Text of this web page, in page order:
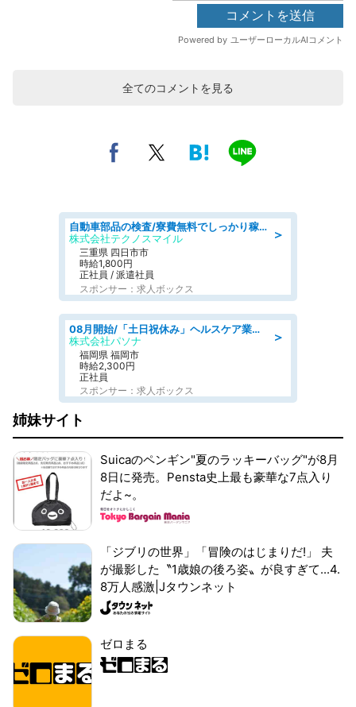
全てのコメントを見る
＞
自動車部品の検査/寮費無料でしっかり稼げる denso aichi
株式会社テクノスマイル
三重県 四日市市
時給1,800円
正社員 / 派遣社員
スポンサー：求人ボックス
＞
08月開始/「土日祝休み」ヘルスケア業界の産業保健師/高時給/未経験OK/要資格:保健師、正看護師
株式会社パソナ
福岡県 福岡市
時給2,300円
正社員
スポンサー：求人ボックス
姉妹サイト
Suicaのペンギン"夏のラッキーバッグ"が8月
8日に発売。Pensta史上最も豪華な7点入り
だよ~。
「ジブリの世界」「冒険のはじまりだ!」 夫
が撮影した〝1歳娘の後ろ姿〟が良すぎて...4.
8万人感激|Jタウンネット
ゼロまる